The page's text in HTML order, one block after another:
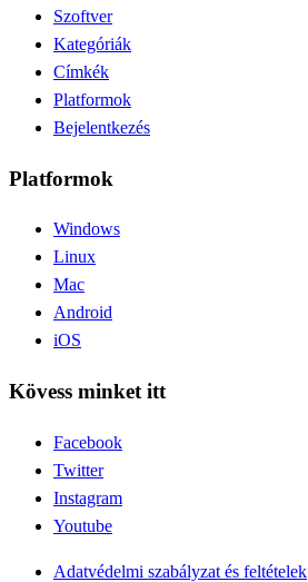
Szoftver
Kategóriák
Címkék
Platformok
Bejelentkezés
Platformok
Windows
Linux
Mac
Android
iOS
Kövess minket itt
Facebook
Twitter
Instagram
Youtube
Adatvédelmi szabályzat és feltételek